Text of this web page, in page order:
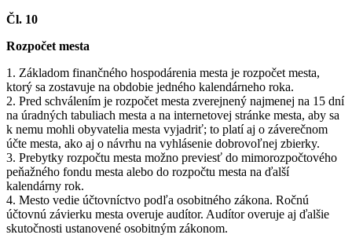
Čl. 10
Rozpočet mesta
1. Základom finančného hospodárenia mesta je rozpočet mesta,
ktorý sa zostavuje na obdobie jedného kalendárneho roka.
2. Pred schválením je rozpočet mesta zverejnený najmenej na 15 dní
na úradných tabuliach mesta a na internetovej stránke mesta, aby sa
k nemu mohli obyvatelia mesta vyjadriť; to platí aj o záverečnom
účte mesta, ako aj o návrhu na vyhlásenie dobrovoľnej zbierky.
3. Prebytky rozpočtu mesta možno previesť do mimorozpočtového
peňažného fondu mesta alebo do rozpočtu mesta na ďalší
kalendárny rok.
4. Mesto vedie účtovníctvo podľa osobitného zákona. Ročnú
účtovnú závierku mesta overuje audítor. Audítor overuje aj ďalšie
skutočnosti ustanovené osobitným zákonom.